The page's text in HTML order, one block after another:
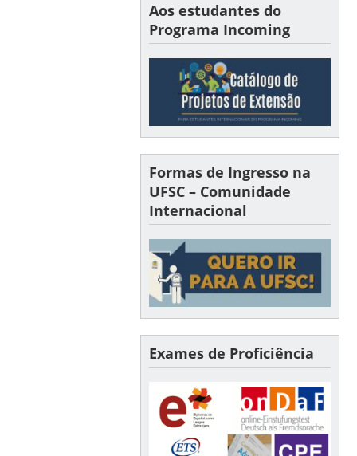
Aos estudantes do
Programa Incoming
Formas de Ingresso na
UFSC – Comunidade
Internacional
Exames de Proficiência